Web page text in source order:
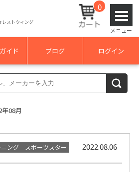
レストウィング
イド ブログ ログイン
0
メニュー
検索
年08月
2022.08.06
ニング スポーツスター